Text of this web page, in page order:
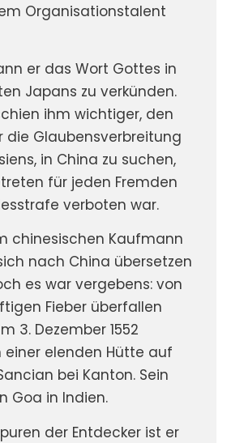
Organisationstalent
er das Wort Gottes in
Japans zu verkünden.
ihm wichtiger, den
die Glaubensverbreitung
in China zu suchen,
für jeden Fremden
verboten war.
chinesischen Kaufmann
nach China übersetzen
es war vergebens: von
Fieber überfallen
3. Dezember 1552
einer elenden Hütte auf
bei Kanton. Sein
Goa in Indien.
der Entdecker ist er